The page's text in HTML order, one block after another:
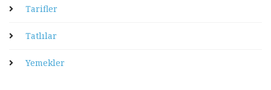
Tarifler
Tatlılar
Yemekler